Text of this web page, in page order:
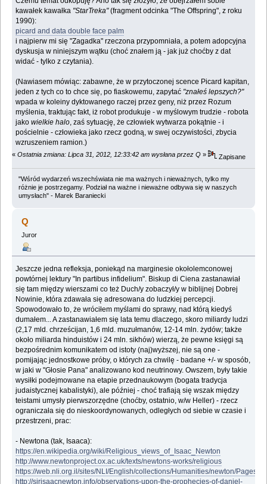
kawałek kawałka "StarTreka"(fragment odcinka "The Offspring", z roku
1990):
picard and data double face palm
i najpierw mi się "Zagadka" rzeczona przypomniała, a potem adopcyjna
dyskusja w niniejszym wątku (choć znałem ją - jak już choćby z dat
widać - tylko z czytania).
(Nawiasem mówiąc: zabawne, że w przytoczonej scence Picard kapitan,
jeden z tych co to chce się, po fiaskowemu, zapytać "znałeś lepszych?"
wpada w koleiny dyktowanego raczej przez geny, niż przez Rozum
myślenia, traktując fakt, iż robot produkuje - w myślowym trudzie - robota
jakowielkie halo, zaś sytuację, że człowiek wytwarza pokątnie - i
pościelnie - człowieka jako rzecz godną, w swej oczywistości, zbycia
wzruszeniem ramion.)
« Ostatnia zmiana: Lipca 31, 2012, 12:33:42 am wysłana przez Q » Zapisane
"Wśród wydarzeń wszechświata nie ma ważnych i nieważnych, tylko my
różnie je postrzegamy. Podział na ważne i nieważne odbywa się w naszych
umysłach" - Marek Baraniecki
Q
Juror
Jeszcze jedna refleksja, poniekąd na marginesie okołolemconowej
powtórnej lektury "In partibus infidelium". Biskup di Ciena zastanawiał
się tam między wierszami co też Duch/y zobaczył/y w biblijnej Dobrej
Nowinie, która zdawała się adresowana do ludzkiej percepcji.
Spowodowało to, że wróciłem myślami do sprawy, nad którą kiedyś
dumałem... A zastanawiałem się lata temu dlaczego, skoro miliardy ludzi
(2,17 mld. chrześcijan, 1,6 mld. muzułmanów, 12-14 mln. żydów; także
około miliarda hinduistów i 24 mln. sikhów) wierzą, że pewne księgi są
bezpośrednim komunikatem od istoty (naj)wyższej, nie są one -
pomijając jednostkowe próby, o których za chwilę - badane +/- w sposób,
w jaki w "Głosie Pana" analizowano kod neutrinowy. Owszem, były takie
wysiłki podejmowane na etapie przednaukowym (bogata tradycja
judaistycznej kabalistyki), ale później - choć trafiają się wszak między
teistami umysły pierwszorzędne (choćby, ostatnio, w/w Heller) - rzecz
ograniczała się do nieskoordynowanych, odległych od siebie w czasie i
przestrzeni, prac:
- Newtona (tak, Isaaca):
https://en.wikipedia.org/wiki/Religious_views_of_Isaac_Newton
http://www.newtonproject.ox.ac.uk/texts/newtons-works/religious
https://web.nli.org.il/sites/NLI/English/collections/Humanities/newton/Pages/
http://sirisaacnewton.info/observations-upon-the-prophecies-of-daniel-